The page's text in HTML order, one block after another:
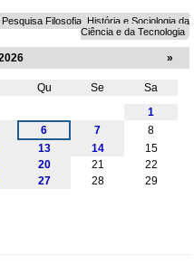
Filosofia, História e Sociologia da
Ciência e da Tecnologia
»
Qu Se
Sa
1
6 7
8
13 14
15
20 21
22
27 28
29